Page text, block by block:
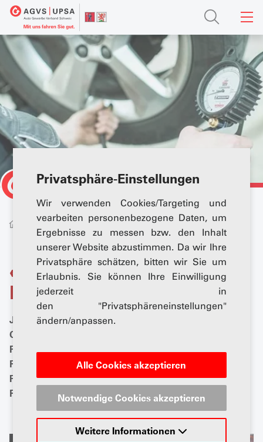
Privatsphäre-Einstellungen
Wir verwenden Cookies/Targeting und
vearbeiten personenbezogene Daten, um
Ergebnisse zu messen bzw. den Inhalt
unserer Website abzustimmen. Da wir Ihre
Privatsphäre schätzen, bitten wir Sie um
Erlaubnis. Sie können Ihre Einwilligung
jederzeit in
den "Privatsphäreneinstellungen"
ändern/anpassen.
Alle Cookies akzeptieren
Notwendige Cookies akzeptieren
Weitere Informationen
Dienstleistungen Reifenotipmierungs-Programm
«Klimafranken» dank
höherem Reifendruck
Jede AGVS-Garage kann sich für das Reifendruck-
Optimierungs-Programm (ROP) anmelden. Das
Programm beabsichtigt, dass möglichst viele
Fahrzeuge mittels einem um 0,3 bar höheren
Reifendruck energieeffizienter unterwegs sind. Pro
Fahrzeug winkt ein «Klimafranken».